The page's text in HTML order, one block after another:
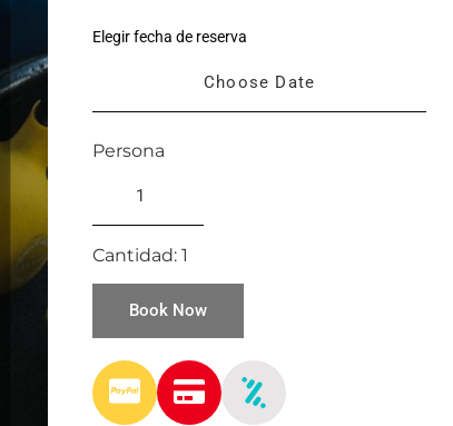
Elegir fecha de reserva
Persona
Cantidad: 1
Book Now